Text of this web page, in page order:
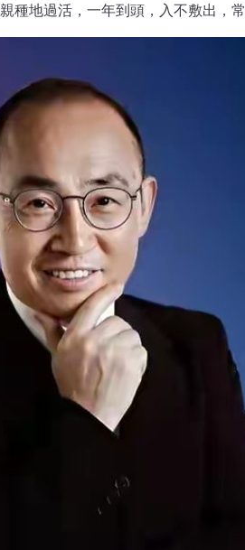
地過活，一年到頭，入不敷出，